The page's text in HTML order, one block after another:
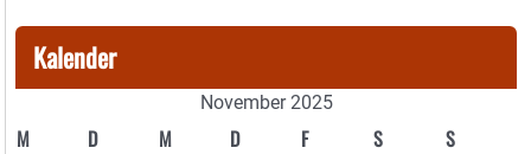
Kalender
November 2025
M D M D F S S